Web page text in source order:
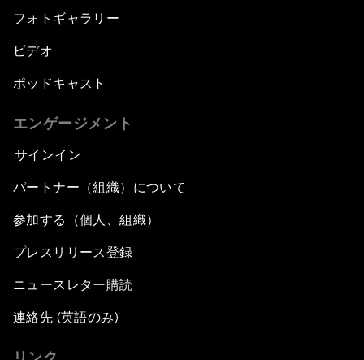
フォトギャラリー
ビデオ
ポッドキャスト
エンゲージメント
サインイン
パートナー（組織）について
参加する（個人、組織）
プレスリリース登録
ニュースレター購読
連絡先 (英語のみ)